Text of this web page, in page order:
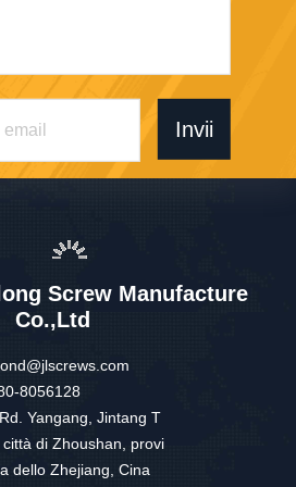
Invii
Screw Manufacture
Co.,Ltd
8056128
Yangang, Jintang T
città di Zhoushan, provi
dello Zhejiang, Cina